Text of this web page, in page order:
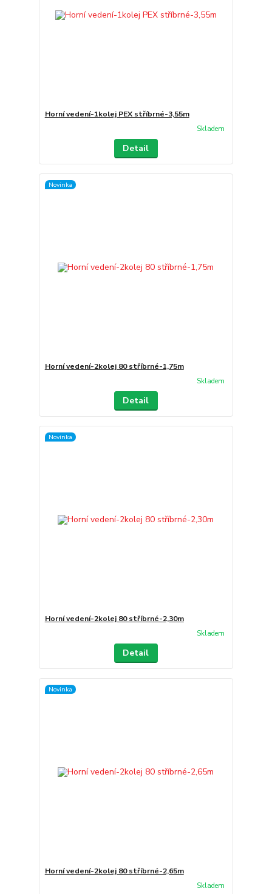
Horní vedení-1kolej PEX stříbrné-3,55m
Skladem
Detail
Novinka
Horní vedení-2kolej 80 stříbrné-1,75m
Skladem
Detail
Novinka
Horní vedení-2kolej 80 stříbrné-2,30m
Skladem
Detail
Novinka
Horní vedení-2kolej 80 stříbrné-2,65m
Skladem